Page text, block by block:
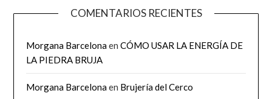
COMENTARIOS RECIENTES
Morgana BarcelonaenCÓMO USAR LA ENERGÍA DE
LA PIEDRA BRUJA
Morgana Barcelonaen Brujería del Cerco